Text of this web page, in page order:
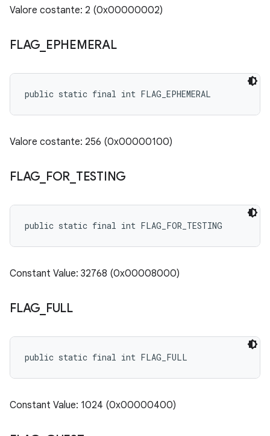
Valore costante: 2 (0x00000002)
FLAG EPHEMERAL
public static final int FLAG_EPHEMERAL
Valore costante: 256 (0x00000100)
FLAG FOR TESTING
public static final int FLAG_FOR_TESTING
Constant Value: 32768 (0x00008000)
FLAG FULL
public static final int FLAG_FULL
Constant Value: 1024 (0x00000400)